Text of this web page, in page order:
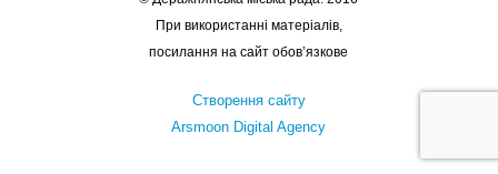
При використанні матеріалів,
посилання на сайт обов’язкове
Створення сайту
Arsmoon Digital Agency